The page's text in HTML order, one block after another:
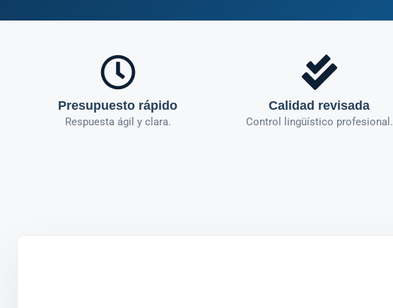
Presupuesto rápido
Respuesta ágil y clara.
Calidad revisada
Control lingüístico profesional.